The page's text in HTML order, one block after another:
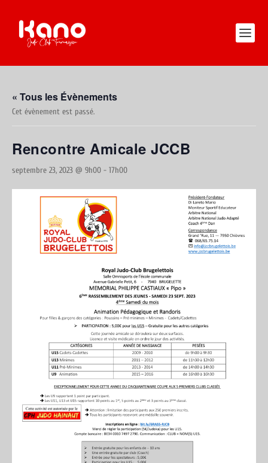
« Tous les Évènements
Cet évènement est passé.
Rencontre Amicale JCCB
septembre 23, 2023 @ 9h00 - 17h00